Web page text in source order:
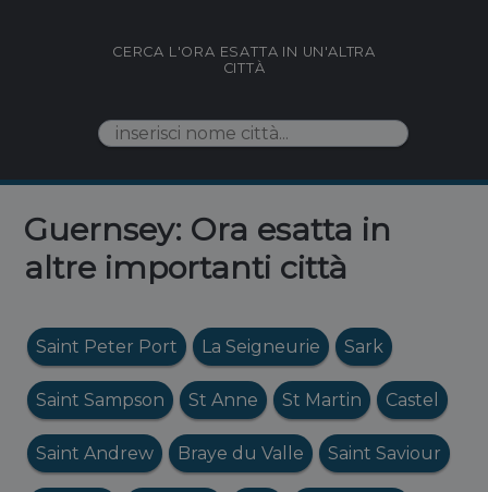
CERCA L'ORA ESATTA IN UN'ALTRA
CITTÀ
Guernsey: Ora esatta in
altre importanti città
Saint Peter Port La Seigneurie Sark
Saint Sampson St Anne St Martin Castel
Saint Andrew Braye du Valle Saint Saviour